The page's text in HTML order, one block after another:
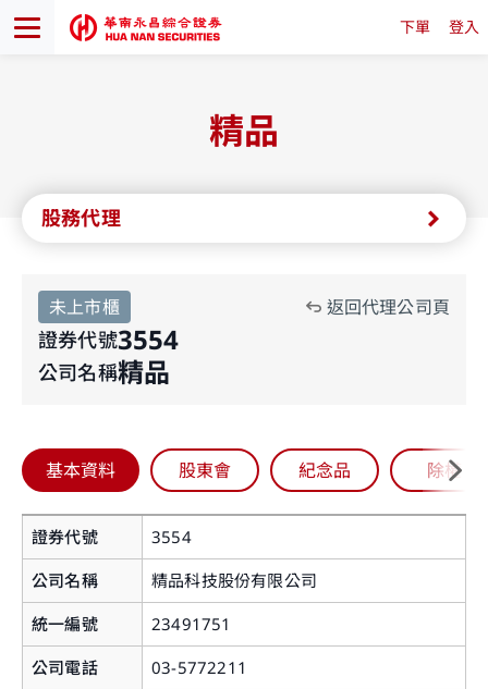
下單 登入
精品
股務代理
未上市櫃
證券代號3554
公司名稱精品
返回代理公司頁
基本資料 股東會 紀念品 除權
證券代號
3554
公司名稱
精品科技股份有限公司
統一編號
23491751
公司電話
03-5772211